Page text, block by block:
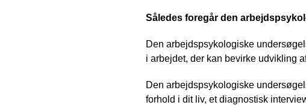
Således foregår den
Den arbejdspsykologiske
i arbejdet, der kan bevirke udvikling
Den arbejdspsykologiske
forhold i dit liv, et diagnostisk